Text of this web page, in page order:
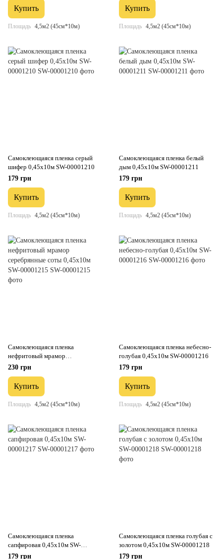
Купить
Площадь 4,5м2 (45см*10м)
Купить
Площадь 4,5м2 (45см*10м)
Самоклеющаяся пленка серый
шифер 0,45х10м SW-00001210
179 грн
Купить
Площадь 4,5м2 (45см*10м)
Самоклеющаяся пленка белый
дым 0,45х10м SW-00001211
179 грн
Купить
Площадь 4,5м2 (45см*10м)
Самоклеющаяся пленка
нефритовый мрамор
серебрянные соты 0,45х10м SW-
230 грн
Купить
Площадь 4,5м2 (45см*10м)
Самоклеющаяся пленка небесно-
голубая 0,45х10м SW-00001216
179 грн
Купить
Площадь 4,5м2 (45см*10м)
Самоклеющаяся пленка
сапфировая 0,45х10м SW-
00001217
179 грн
Самоклеющаяся пленка голубая с
золотом 0,45х10м SW-00001218
179 грн